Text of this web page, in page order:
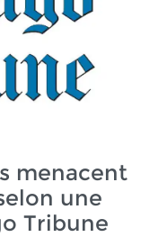
menacent
une
Tribune